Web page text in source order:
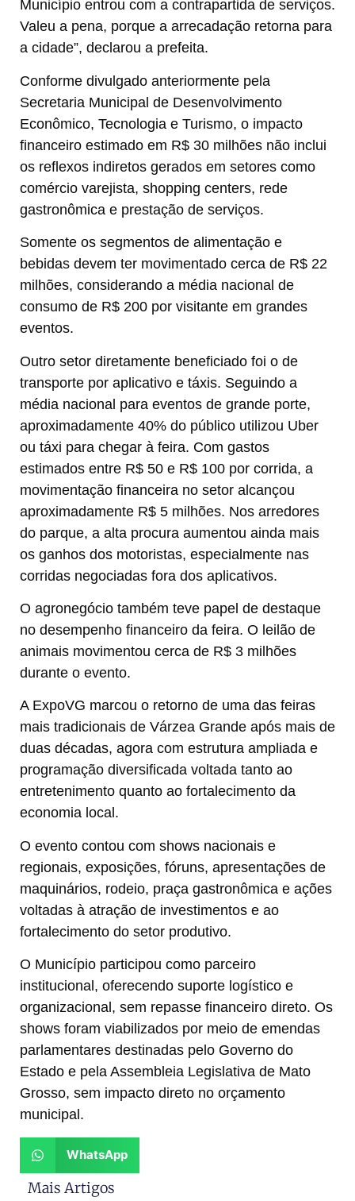
Município entrou com a contrapartida de serviços.
Valeu a pena, porque a arrecadação retorna para
a cidade”, declarou a prefeita.
Conforme divulgado anteriormente pela
Secretaria Municipal de Desenvolvimento
Econômico, Tecnologia e Turismo, o impacto
financeiro estimado em R$ 30 milhões não inclui
os reflexos indiretos gerados em setores como
comércio varejista, shopping centers, rede
gastronômica e prestação de serviços.
Somente os segmentos de alimentação e
bebidas devem ter movimentado cerca de R$ 22
milhões, considerando a média nacional de
consumo de R$ 200 por visitante em grandes
eventos.
Outro setor diretamente beneficiado foi o de
transporte por aplicativo e táxis. Seguindo a
média nacional para eventos de grande porte,
aproximadamente 40% do público utilizou Uber
ou táxi para chegar à feira. Com gastos
estimados entre R$ 50 e R$ 100 por corrida, a
movimentação financeira no setor alcançou
aproximadamente R$ 5 milhões. Nos arredores
do parque, a alta procura aumentou ainda mais
os ganhos dos motoristas, especialmente nas
corridas negociadas fora dos aplicativos.
O agronegócio também teve papel de destaque
no desempenho financeiro da feira. O leilão de
animais movimentou cerca de R$ 3 milhões
durante o evento.
A ExpoVG marcou o retorno de uma das feiras
mais tradicionais de Várzea Grande após mais de
duas décadas, agora com estrutura ampliada e
programação diversificada voltada tanto ao
entretenimento quanto ao fortalecimento da
economia local.
O evento contou com shows nacionais e
regionais, exposições, fóruns, apresentações de
maquinários, rodeio, praça gastronômica e ações
voltadas à atração de investimentos e ao
fortalecimento do setor produtivo.
O Município participou como parceiro
institucional, oferecendo suporte logístico e
organizacional, sem repasse financeiro direto. Os
shows foram viabilizados por meio de emendas
parlamentares destinadas pelo Governo do
Estado e pela Assembleia Legislativa de Mato
Grosso, sem impacto direto no orçamento
municipal.
WhatsApp
Mais Artigos